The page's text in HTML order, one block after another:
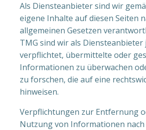
Als Diensteanbieter sind wir
eigene Inhalte auf diesen Seiten
allgemeinen Gesetzen
TMG sind wir als Diensteanbieter
verpflichtet, übermittelte oder
Informationen zu überwachen
zu forschen, die auf eine
hinweisen.
Verpflichtungen zur Entfernung
Nutzung von Informationen nach